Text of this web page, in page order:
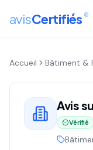
avisCertifiés ®
Accueil Bâtiment &
Avis
Vérifié